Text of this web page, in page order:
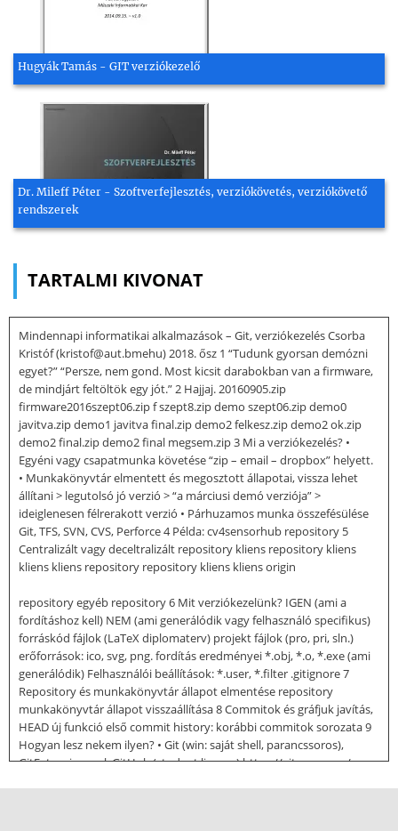
Hugyák Tamás - GIT verziókezelő
Dr. Mileff Péter - Szoftverfejlesztés, verziókövetés, verziókövető
rendszerek
TARTALMI KIVONAT
Mindennapi informatikai alkalmazások – Git, verziókezelés Csorba
Kristóf (kristof@aut.bmehu) 2018. ősz 1 “Tudunk gyorsan demózni
egyet?” “Persze, nem gond. Most kicsit darabokban van a firmware,
de mindjárt feltöltök egy jót.” 2 Hajjaj. 20160905.zip
firmware2016szept06.zip f szept8.zip demo szept06.zip demo0
javitva.zip demo1 javitva final.zip demo2 felkesz.zip demo2 ok.zip
demo2 final.zip demo2 final megsem.zip 3 Mi a verziókezelés? •
Egyéni vagy csapatmunka követése “zip – email – dropbox” helyett.
• Munkakönyvtár elmentett és megosztott állapotai, vissza lehet
állítani > legutolsó jó verzió > “a márciusi demó verziója” >
ideiglenesen félrerakott verzió • Párhuzamos munka összefésülése
Git, TFS, SVN, CVS, Perforce 4 Példa: cv4sensorhub repository 5
Centralizált vagy deceltralizált repository kliens repository kliens
kliens kliens repository repository kliens kliens origin
repository egyéb repository 6 Mit verziókezelünk? IGEN (ami a
fordításhoz kell) NEM (ami generálódik vagy felhasználó specifikus)
forráskód fájlok (LaTeX diplomaterv) projekt fájlok (pro, pri, sln.)
erőforrások: ico, svg, png. fordítás eredményei *.obj, *.o, *.exe (ami
generálódik) Felhasználói beállítások: *.user, *.filter .gitignore 7
Repository és munkakönyvtár állapot elmentése repository
munkakönyvtár állapot visszaállítása 8 Commitok és gráfjuk javítás,
HEAD új funkció első commit history: korábbi commitok sorozata 9
Hogyan lesz nekem ilyen? • Git (win: saját shell, parancssoros),
GitExtensions, pl. GitHub (student license) https://git-scm.com/